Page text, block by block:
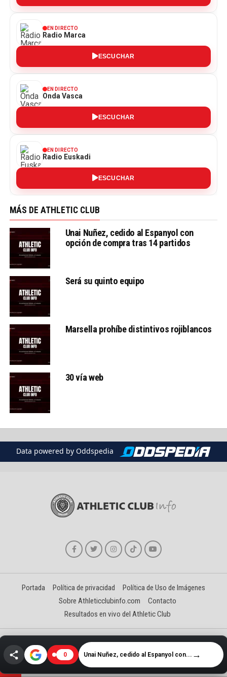
EN DIRECTO
Radio Marca
ESCUCHAR
EN DIRECTO
Onda Vasca
ESCUCHAR
EN DIRECTO
Radio Euskadi
ESCUCHAR
MÁS DE ATHLETIC CLUB
Unai Nuñez, cedido al Espanyol con
opción de compra tras 14 partidos
Será su quinto equipo
Marsella prohíbe distintivos rojiblancos
30 vía web
Data powered by Oddspedia
Portada Política de privacidad
Política de Uso de Imágenes
Sobre Athleticclubinfo.com
Contacto
Resultados en vivo del Athletic Club
Creado y gestionado por David Benéitez Landeta
0 Unai Nuñez, cedido al Espanyol con... →